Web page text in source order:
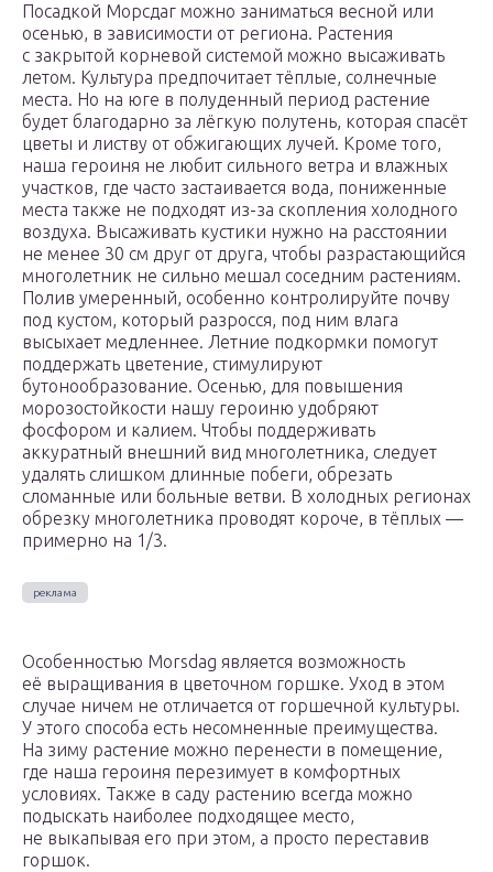
Посадкой Морсдаг можно заниматься весной или
осенью, в зависимости от региона. Растения
с закрытой корневой системой можно высаживать
летом. Культура предпочитает тёплые, солнечные
места. Но на юге в полуденный период растение
будет благодарно за лёгкую полутень, которая спасёт
цветы и листву от обжигающих лучей. Кроме того,
наша героиня не любит сильного ветра и влажных
участков, где часто застаивается вода, пониженные
места также не подходят из-за скопления холодного
воздуха. Высаживать кустики нужно на расстоянии
не менее 30 см друг от друга, чтобы разрастающийся
многолетник не сильно мешал соседним растениям.
Полив умеренный, особенно контролируйте почву
под кустом, который разросся, под ним влага
высыхает медленнее. Летние подкормки помогут
поддержать цветение, стимулируют
бутонообразование. Осенью, для повышения
морозостойкости нашу героиню удобряют
фосфором и калием. Чтобы поддерживать
аккуратный внешний вид многолетника, следует
удалять слишком длинные побеги, обрезать
сломанные или больные ветви. В холодных регионах
обрезку многолетника проводят короче, в тёплых —
примерно на 1/3.
Особенностью Morsdag является возможность
её выращивания в цветочном горшке. Уход в этом
случае ничем не отличается от горшечной культуры.
У этого способа есть несомненные преимущества.
На зиму растение можно перенести в помещение,
где наша героиня перезимует в комфортных
условиях. Также в саду растению всегда можно
подыскать наиболее подходящее место,
не выкапывая его при этом, а просто переставив
горшок.